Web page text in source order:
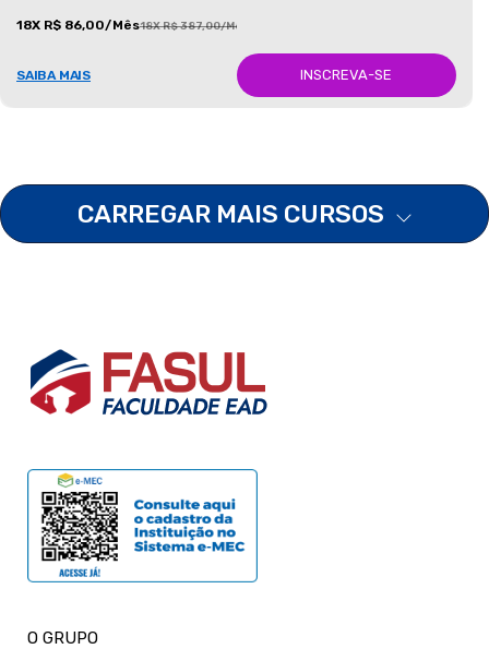
18X R$ 86,00/Mês18X R$ 387,00/Mês
SAIBA MAIS INSCREVA-SE
CARREGAR MAIS CURSOS
O GRUPO